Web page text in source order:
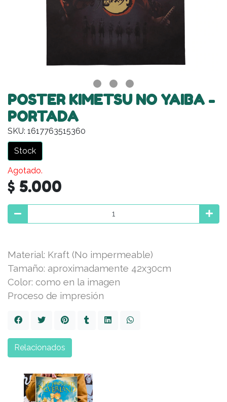
POSTER KIMETSU NO YAIBA -
PORTADA
SKU: 1617763515360
Stock
Agotado.
$ 5.000
Material: Kraft (No impermeable)
Tamaño: aproximadamente 42x30cm
Color: como en la imagen
Proceso de impresión
Relacionados